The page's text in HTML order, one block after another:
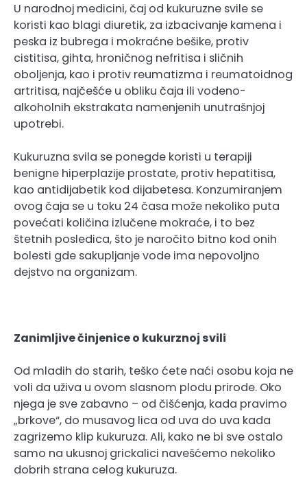
U narodnoj medicini, čaj od kukuruzne svile se
koristi kao blagi diuretik, za izbacivanje kamena i
peska iz bubrega i mokraćne bešike, protiv
cistitisa, gihta, hroničnog nefritisa i sličnih
oboljenja, kao i protiv reumatizma i reumatoidnog
artritisa, najčešće u obliku čaja ili vodeno-
alkoholnih ekstrakata namenjenih unutrašnjoj
upotrebi.
Kukuruzna svila se ponegde koristi u terapiji
benigne hiperplazije prostate, protiv hepatitisa,
kao antidijabetik kod dijabetesa. Konzumiranjem
ovog čaja se u toku 24 časa može nekoliko puta
povećati količina izlučene mokraće, i to bez
štetnih posledica, što je naročito bitno kod onih
bolesti gde sakupljanje vode ima nepovoljno
dejstvo na organizam.
Zanimljive činjenice o kukurznoj svili
Od mladih do starih, teško ćete naći osobu koja ne
voli da uživa u ovom slasnom plodu prirode. Oko
njega je sve zabavno – od čišćenja, kada pravimo
„brkove“, do musavog lica od uva do uva kada
zagrizemo klip kukuruza. Ali, kako ne bi sve ostalo
samo na ukusnoj grickalici navešćemo nekoliko
dobrih strana celog kukuruza.